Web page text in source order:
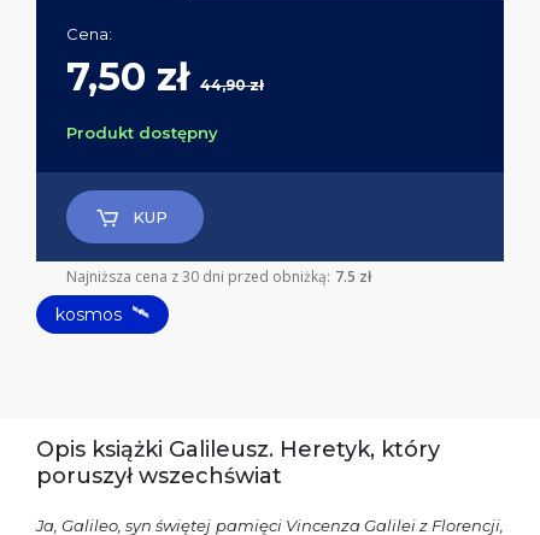
Cena:
7,50 zł 44,90 zł
Produkt dostępny
KUP
Najniższa cena z 30 dni przed obniżką: 7.5 zł
kosmos 🛰
Opis książki Galileusz. Heretyk, który
poruszył wszechświat
Ja, Galileo, syn świętej pamięci Vincenza Galilei z Florencji,